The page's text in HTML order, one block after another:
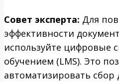
Совет эксперта: Для
эффективности
используйте цифровые
обучением (LMS). Это
автоматизировать